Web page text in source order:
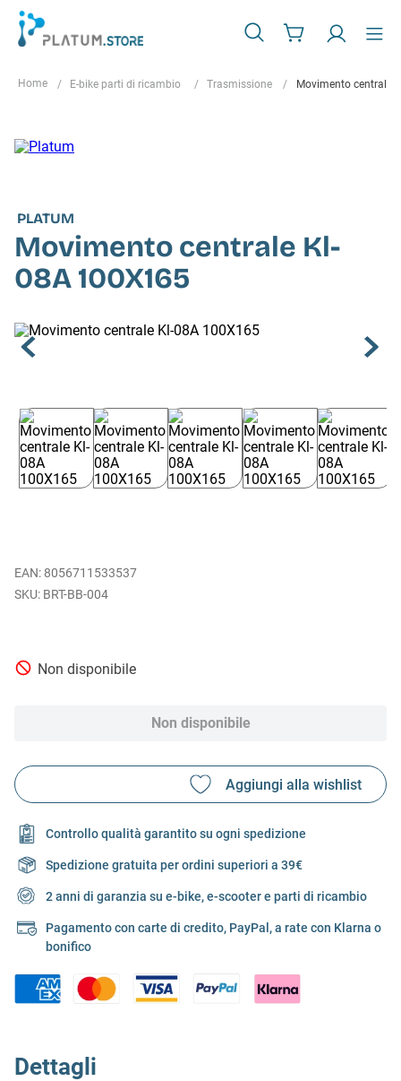
E-bike parti di ricambio Trasmissione Movimento centrale
PLATUM
Movimento centrale Kl-
08A 100X165
EAN: 8056711533537
BRT-BB-004
Non disponibile
Non disponibile
Controllo qualità garantito su ogni spedizione
Spedizione gratuita per ordini superiori a 39€
2 anni di garanzia su e-bike, e-scooter e parti di ricambio
Pagamento con carte di credito, PayPal, a rate con Klarna o
bonifico
Dettagli